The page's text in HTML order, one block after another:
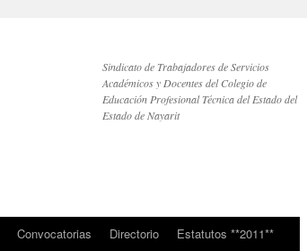
Sindicato de Trabajadores de Servicios
Académicos y Docentes del Colegio de
Educación Profesional Técnica del Estado del
Estado de Nayarit
Convocatorias Directorio
Estatutos **2011**